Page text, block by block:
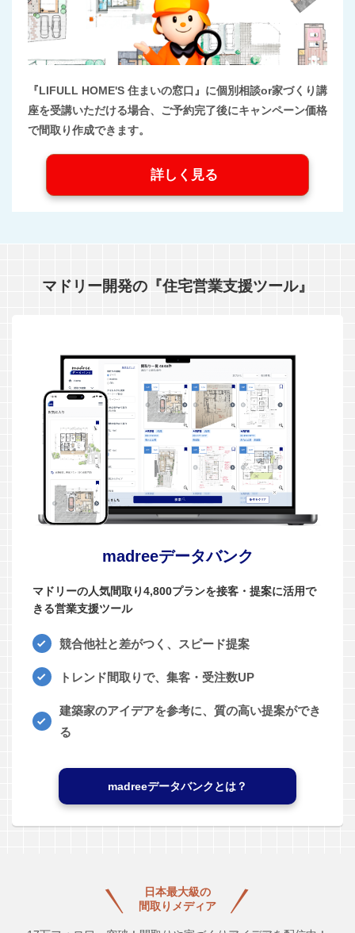
『LIFULL HOME'S 住まいの窓口』に個別相談or家づくり講
座を受講いただける場合、ご予約完了後にキャンペーン価格
で間取り作成できます。
詳しく見る
マドリー開発の『住宅営業支援ツール』
madreeデータバンク
マドリーの人気間取り4,800プランを接客・提案に活用で
きる営業支援ツール
競合他社と差がつく、スピード提案
トレンド間取りで、集客・受注数UP
建築家のアイデアを参考に、質の高い提案ができ
る
madreeデータバンクとは？
日本最大級の
間取りメディア